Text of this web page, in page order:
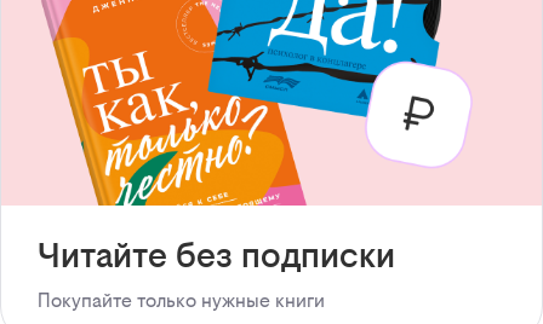
Читайте без подписки
Покупайте только нужные книги